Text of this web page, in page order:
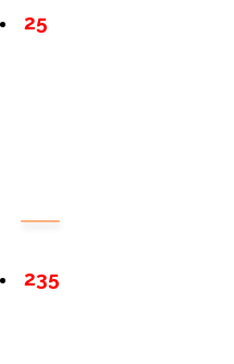
25
235